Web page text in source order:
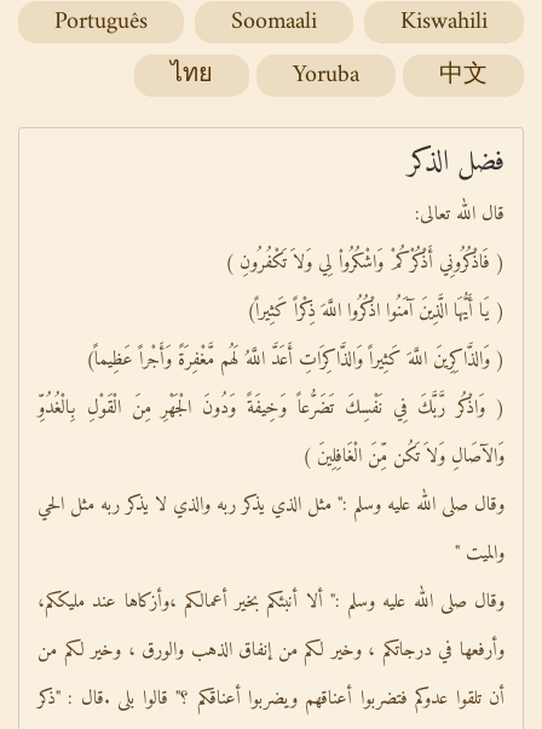
Português
Soomaali
Kiswahili
ไทย
Yoruba 中文
فضل الذكر
قال الله تعالى:
( فَاذْكُرُونِي أَذْكُرْكُمْ وَاشْكُرُواْ لِي وَلاَ تَكْفُرُونِ )
( يَا أَيُّهَا الَّذِينَ آمَنُوا اذْكُرُوا اللَّهَ ذِكْراً كَثِيراً)
( وَالذَّاكِرِينَ اللَّهَ كَثِيراً وَالذَّاكِرَاتِ أَعَدَّ اللَّهُ لَهُم مَّغْفِرَةً وَأَجْراً عَظِيماً)
( وَاذْكُر رَّبَّكَ فِي نَفْسِكَ تَضَرُّعاً وَخِيفَةً وَدُونَ الْجَهْرِ مِنَ الْقَوْلِ بِالْغُدُوِّ
وَالآصَالِ وَلاَ تَكُن مِّنَ الْغَافِلِينَ )
وقال صلى الله عليه وسلم :" مثل الذي يذكر ربه والذي لا يذكر ربه مثل الحي
والميت "
وقال صلى الله عليه وسلم :" ألا أنبئكم بخير أعمالكم ،وأزكاها عند مليككم،
وأرفعها في درجاتكم ، وخير لكم من إنفاق الذهب والورق ، وخير لكم من
أن تلقوا عدوكم فتضربوا أعناقهم ويضربوا أعناقكم ؟" قالوا بلى .قال : "ذكر